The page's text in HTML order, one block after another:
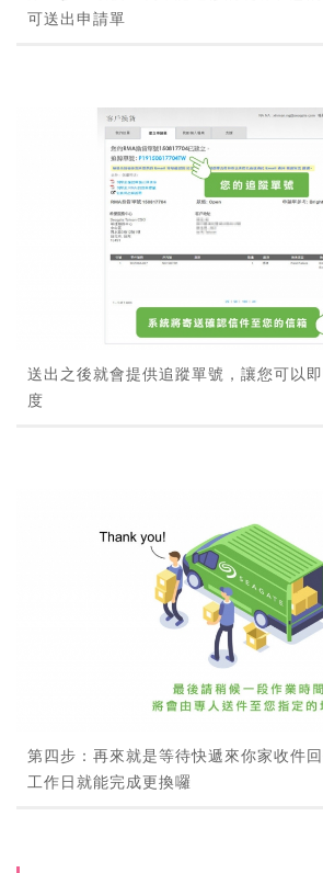
可送出申請單
送出之後就會提供追蹤單號，讓您可以
度
第四步：再來就是等待快遞來你家收件
工作日就能完成更換囉